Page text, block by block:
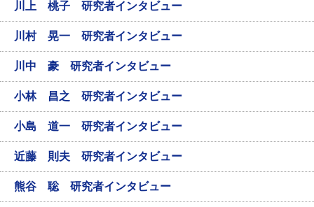
川上 桃子 研究者インタビュー
川村 晃一 研究者インタビュー
川中 豪 研究者インタビュー
小林 昌之 研究者インタビュー
小島 道一 研究者インタビュー
近藤 則夫 研究者インタビュー
熊谷 聡 研究者インタビュー